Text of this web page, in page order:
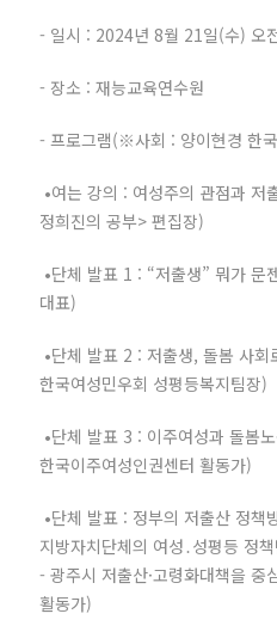
- 일시 : 2024년 8월 21일(수) 오
- 장소 : 재능교육연수원
- 프로그램(※사회 : 양이현경 한
•여는 강의 : 여성주의 관점과 저
정희진의 공부> 편집장)
•단체 발표 1 : “저출생” 뭐가 문
대표)
•단체 발표 2 : 저출생, 돌봄 사
한국여성민우회 성평등복지팀장)
•단체 발표 3 : 이주여성과 돌봄
한국이주여성인권센터 활동가)
•단체 발표 : 정부의 저출산 정책
지방자치단체의 여성․성평등 정
- 광주시 저출산·고령화대책을 중
활동가)